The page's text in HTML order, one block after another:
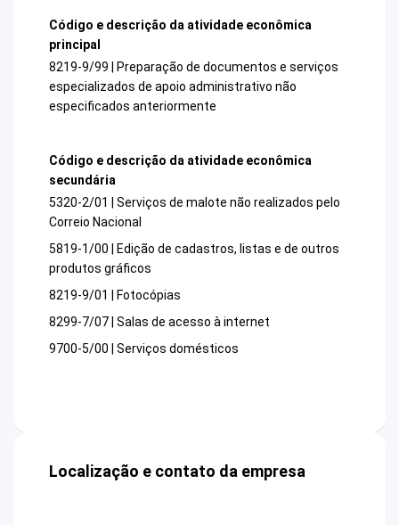
Código e descrição da atividade econômica
principal
8219-9/99 | Preparação de documentos e serviços
especializados de apoio administrativo não
especificados anteriormente
Código e descrição da atividade econômica
secundária
5320-2/01 | Serviços de malote não realizados pelo
Correio Nacional
5819-1/00 | Edição de cadastros, listas e de outros
produtos gráficos
8219-9/01 | Fotocópias
8299-7/07 | Salas de acesso à internet
9700-5/00 | Serviços domésticos
Localização e contato da empresa